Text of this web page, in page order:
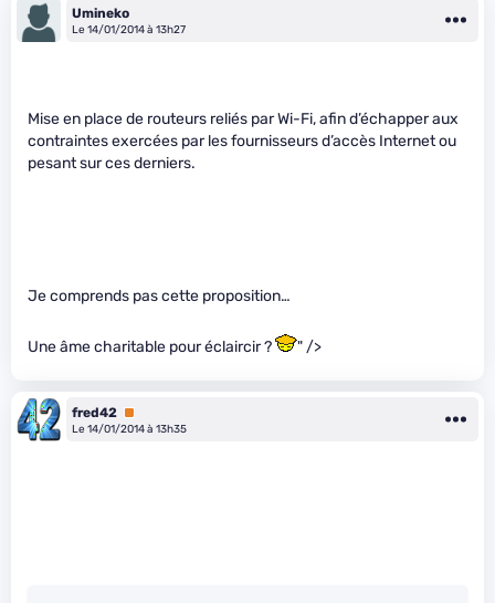
Umineko
Le 14/01/2014 à 13h27
Mise en place de routeurs reliés par Wi-Fi, afin d’échapper aux
contraintes exercées par les fournisseurs d’accès Internet ou
pesant sur ces derniers.
Je comprends pas cette proposition…
Une âme charitable pour éclaircir ? " />
fred42 Premium
Le 14/01/2014 à 13h35